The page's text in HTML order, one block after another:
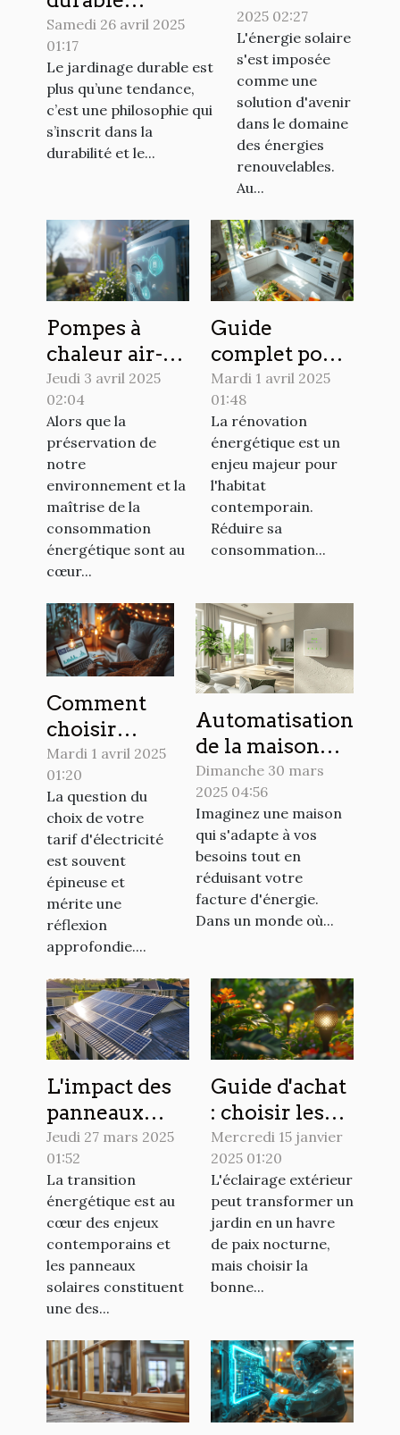
pratiques pour
un extérieur
respectueux de
l'environnement
Samedi 26 avril 2025
01:17
Le jardinage durable est
plus qu’une tendance,
c’est une philosophie qui
s’inscrit dans la
durabilité et le...
solaires en
2023 est-ce
rentable
dans votre
région
2025 02:27
L'énergie solaire
s'est imposée
comme une
solution d'avenir
dans le domaine
des énergies
renouvelables.
Au...
Pompes à
chaleur air-
eau avantages
et économies
potentielles
pour les
propriétaires
Jeudi 3 avril 2025
02:04
Alors que la
préservation de
notre
environnement et la
maîtrise de la
consommation
énergétique sont au
cœur...
Guide
complet pour
maîtriser
votre
rénovation
énergétique
Mardi 1 avril 2025
01:48
La rénovation
énergétique est un
enjeu majeur pour
l'habitat
contemporain.
Réduire sa
consommation...
Comment
choisir
entre tarif
fixe et tarif
indexé pour
votre
électricité
Mardi 1 avril 2025
01:20
La question du
choix de votre
tarif d'électricité
est souvent
épineuse et
mérite une
réflexion
approfondie....
Automatisation
de la maison
économies et
confort grâce
aux systèmes
domotiques
économes en
énergie
Dimanche 30 mars
2025 04:56
Imaginez une maison
qui s'adapte à vos
besoins tout en
réduisant votre
facture d'énergie.
Dans un monde où...
L'impact des
panneaux
solaires sur la
valeur
immobilière
des maisons
Jeudi 27 mars 2025
01:52
La transition
énergétique est au
cœur des enjeux
contemporains et
les panneaux
solaires constituent
une des...
Guide d'achat
: choisir les
meilleures
lampes
solaires pour
jardin
Mercredi 15 janvier
2025 01:20
L'éclairage extérieur
peut transformer un
jardin en un havre
de paix nocturne,
mais choisir la
bonne...